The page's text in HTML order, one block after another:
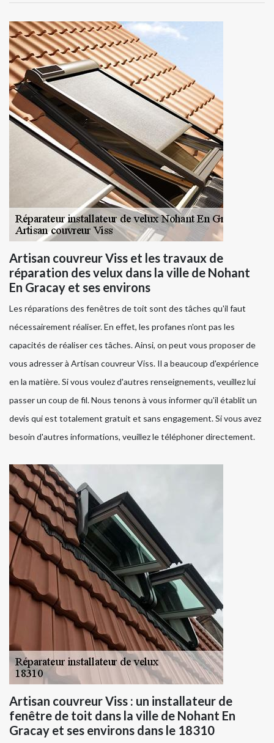
Artisan couvreur Viss et les travaux de
réparation des velux dans la ville de Nohant
En Gracay et ses environs
Les réparations des fenêtres de toit sont des tâches qu'il faut
nécessairement réaliser. En effet, les profanes n'ont pas les
capacités de réaliser ces tâches. Ainsi, on peut vous proposer de
vous adresser à Artisan couvreur Viss. Il a beaucoup d'expérience
en la matière. Si vous voulez d'autres renseignements, veuillez lui
passer un coup de fil. Nous tenons à vous informer qu'il établit un
devis qui est totalement gratuit et sans engagement. Si vous avez
besoin d'autres informations, veuillez le téléphoner directement.
Artisan couvreur Viss : un installateur de
fenêtre de toit dans la ville de Nohant En
Gracay et ses environs dans le 18310